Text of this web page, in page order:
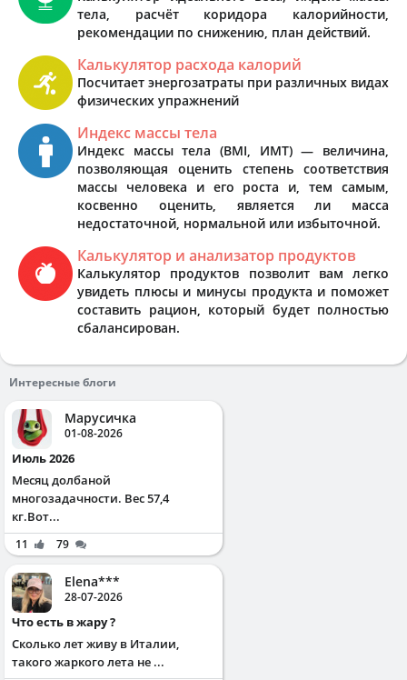
тела, расчёт коридора калорийности,
рекомендации по снижению, план действий.
Калькулятор расхода калорий
Посчитает энергозатраты при различных видах
физических упражнений
Индекс массы тела
Индекс массы тела (BMI, ИМТ) — величина,
позволяющая оценить степень соответствия
массы человека и его роста и, тем самым,
косвенно оценить, является ли масса
недостаточной, нормальной или избыточной.
Калькулятор и анализатор продуктов
Калькулятор продуктов позволит вам легко
увидеть плюсы и минусы продукта и поможет
составить рацион, который будет полностью
сбалансирован.
Интересные блоги
Марусичка
01-08-2026
Июль 2026
Месяц долбаной
многозадачности. Вес 57,4
кг.Вот...
11 79
Elena***
28-07-2026
Что есть в жару ?
Сколько лет живу в Италии,
такого жаркого лета не ...